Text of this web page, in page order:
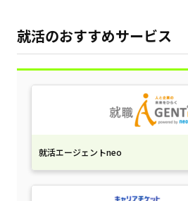
就活のおすすめサービス
就活エージェントneo